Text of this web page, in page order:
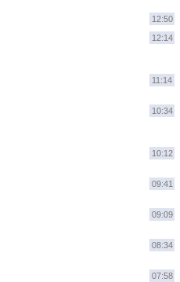
12:50
12:14
11:14
10:34
10:12
09:41
09:09
08:34
07:58